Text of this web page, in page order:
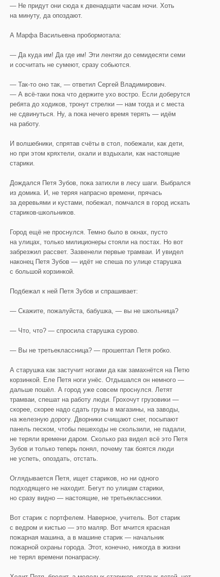
— Не придут они сюда к двенадцати часам ночи. Хоть
на минуту, да опоздают.
А Марфа Васильевна пробормотала:
— Да куда им! Да где им! Эти лентяи до семидесяти семи
и сосчитать не сумеют, сразу собьются.
— Так-то оно так, — ответил Сергей Владимирович.
— А всё-таки пока что держите ухо востро. Если доберутся
ребята до ходиков, тронут стрелки — нам тогда и с места
не сдвинуться. Ну, а пока нечего время терять — идём
на работу.
И волшебники, спрятав счёты в стол, побежали, как дети,
но при этом кряхтели, охали и вздыхали, как настоящие
старики.
Дождался Петя Зубов, пока затихли в лесу шаги. Выбрался
из домика. И, не теряя напрасно времени, прячась
за деревьями и кустами, побежал, помчался в город искать
стариков-школьников.
Город ещё не проснулся. Темно было в окнах, пусто
на улицах, только милиционеры стояли на постах. Но вот
забрезжил рассвет. Зазвенели первые трамваи. И увидел
наконец Петя Зубов — идёт не спеша по улице старушка
с большой корзинкой.
Подбежал к ней Петя Зубов и спрашивает:
— Скажите, пожалуйста, бабушка, — вы не школьница?
— Что, что? — спросила старушка сурово.
— Вы не третьеклассница? — прошептал Петя робко.
А старушка как застучит ногами да как замахнётся на Петю
корзинкой. Еле Петя ноги унёс. Отдышался он немного —
дальше пошёл. А город уже совсем проснулся. Летят
трамваи, спешат на работу люди. Грохочут грузовики —
скорее, скорее надо сдать грузы в магазины, на заводы,
на железную дорогу. Дворники счищают снег, посыпают
панель песком, чтобы пешеходы не скользили, не падали,
не теряли времени даром. Сколько раз видел всё это Петя
Зубов и только теперь понял, почему так боятся люди
не успеть, опоздать, отстать.
Оглядывается Петя, ищет стариков, но ни одного
подходящего не находит. Бегут по улицам старики,
но сразу видно — настоящие, не третьеклассники.
Вот старик с портфелем. Наверное, учитель. Вот старик
с ведром и кистью — это маляр. Вот мчится красная
пожарная машина, а в машине старик — начальник
пожарной охраны города. Этот, конечно, никогда в жизни
не терял времени понапрасну.